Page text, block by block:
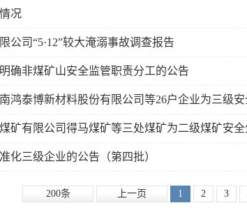
况
公司“5·12”较大淹溺事故调查报告
确非煤矿山安全监管职责分工的公告
鸿泰博新材料股份有限公司等26户企业为三级
矿有限公司得马煤矿等三处煤矿为二级煤矿安
化三级企业的公告（第四批）
200条 上一页 1 2 3